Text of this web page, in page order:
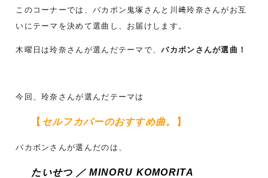
このコーナーでは、バカボン鬼塚さんと川﨑玲奈さんがお互
いにテーマを決めて選曲し、お届けします。
木曜日は玲奈さんが選んだテーマで、バカボンさんが選曲！
今回、玲奈さんが選んだテーマは
【 セルフカバーのおすすめ曲。 】
バカボンさんが選んだのは、
たいせつ ／ MINORU KOMORITA